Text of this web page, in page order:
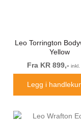
Leo Torrington
Yellow
Fra KR 899,- inkl.
Legg i